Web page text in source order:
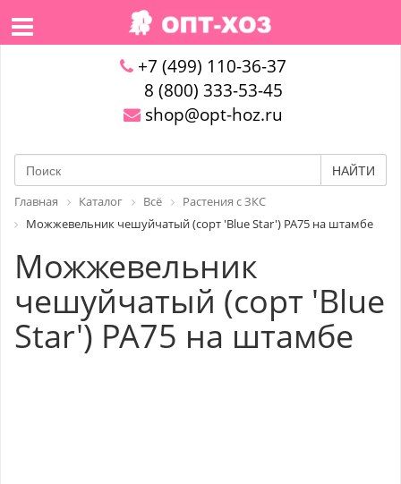
+7 (499) 110-36-37
8 (800) 333-53-45
shop@opt-hoz.ru
НАЙТИ
Главная Каталог Всё
Растения с ЗКС
Можжевельник чешуйчатый (сорт 'Blue Star') PA75 на штамбе
Можжевельник
чешуйчатый (сорт 'Blue
Star') PA75 на штамбе